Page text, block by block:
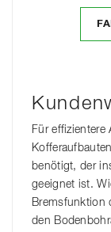
Für
benötigt, der
geeignet ist.
Bremsfunktion
den